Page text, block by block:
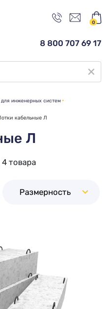
0
8 800 707 69 17
инженерных систем
кабельные Л
Л
товара
Размерность